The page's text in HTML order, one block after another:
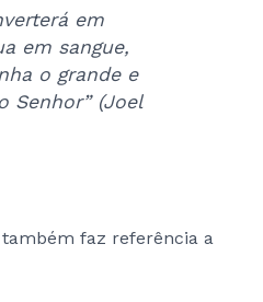
em
em sangue,
o grande e
Senhor” (Joel
faz referência a